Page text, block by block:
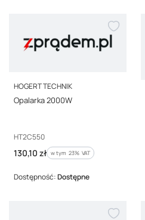
PRODUCENT
HOGERT TECHNIK
Opalarka 2000W
Kod producenta
HT2C550
Cena brutto
130,10 zł w tym %s VAT
w tym 23% VAT
Dostępność:Dostępne